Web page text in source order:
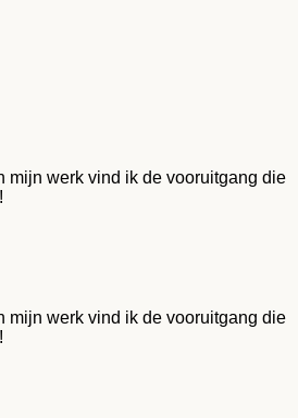
mijn werk vind ik de vooruitgang die
mijn werk vind ik de vooruitgang die